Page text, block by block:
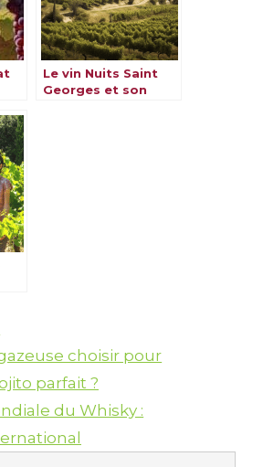
Le vin Nuits Saint
Georges et son
choisir pour
parfait ?
du Whisky :